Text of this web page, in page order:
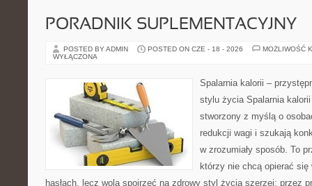
PORADNIK SUPLEMENTACYJNY
POSTED BY ADMIN POSTED ON CZE - 18 - 2026
MOŻLIWOŚĆ
WYŁĄCZONA
Spalarnia kalorii –
stylu życia Spalarnia
stworzony z myślą o
redukcji wagi i szukają
w zrozumiały sposób. To
którzy nie chcą opierać się
hasłach, lecz wolą spojrzeć na zdrowy styl życia szerzej: przez